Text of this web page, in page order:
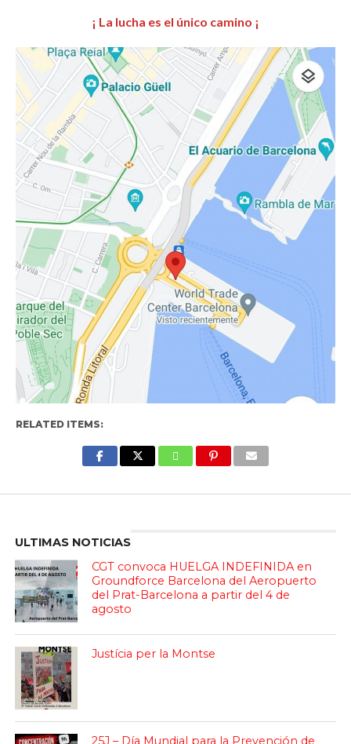
¡ La lucha es el único camino ¡
RELATED ITEMS:
ULTIMAS NOTICIAS
CGT convoca HUELGA INDEFINIDA en
Groundforce Barcelona del Aeropuerto
del Prat-Barcelona a partir del 4 de
agosto
Justícia per la Montse
25J – Día Mundial para la Prevención de